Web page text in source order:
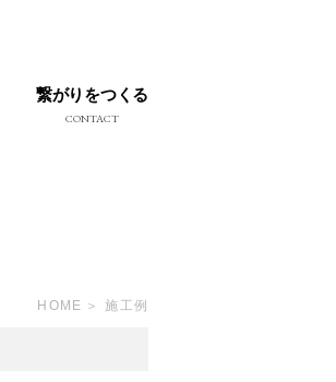
繋がりをつくる
CONTACT
HOME 施工例